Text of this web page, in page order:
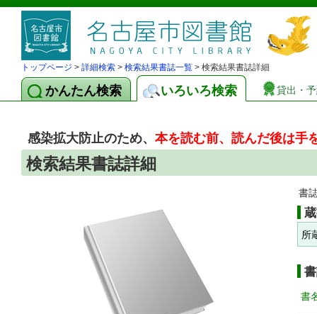
トップページ > 詳細検索 > 検索結果書誌一覧 > 検索結果書誌詳細
かんたん検索 いろいろ検索 貸出・
感染拡大防止のため、本を読む前、読んだ後は手
検索結果書誌詳細
書
所
書